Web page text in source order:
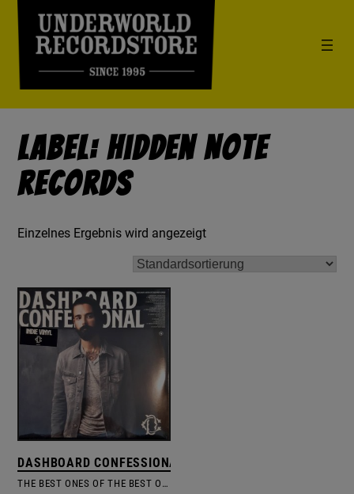
Label: Hidden Note
Records
Einzelnes Ergebnis wird angezeigt
DASHBOARD CONFESSIONAL
THE BEST ONES OF THE BEST ONES